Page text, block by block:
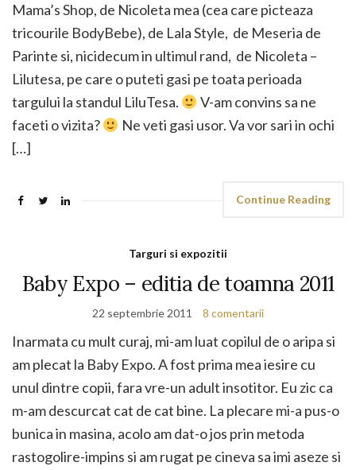
Mama’s Shop, de Nicoleta mea (cea care picteaza
tricourile BodyBebe), de Lala Style, de Meseria de
Parinte si, nicidecum in ultimul rand, de Nicoleta –
Lilutesa, pe care o puteti gasi pe toata perioada
targului la standul LiluTesa.
V-am convins sa ne
faceti o vizita?
Ne veti gasi usor. Va vor sari in ochi
[…]
Continue Reading
Targuri si expozitii
Baby Expo – editia de toamna 2011
22 septembrie 2011 8 comentarii
Inarmata cu mult curaj, mi-am luat copilul de o aripa si
am plecat la Baby Expo. A fost prima mea iesire cu
unul dintre copii, fara vre-un adult insotitor. Eu zic ca
m-am descurcat cat de cat bine. La plecare mi-a pus-o
bunica in masina, acolo am dat-o jos prin metoda
rastogolire-impins si am rugat pe cineva sa imi aseze si